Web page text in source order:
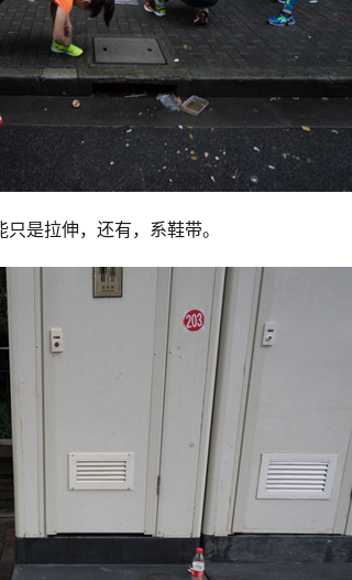
只是拉伸，还有，系鞋带。